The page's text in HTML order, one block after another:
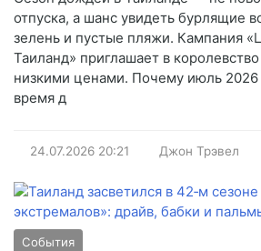
отпуска, а шанс увидеть бурлящие
зелень и пустые пляжи. Кампания
Таиланд» приглашает в
низкими ценами. Почему июль
время д
24.07.2026 20:21 Джон Трэвел
События